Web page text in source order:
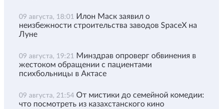
09 августа, 18:01 Илон Маск заявил о
неизбежности строительства заводов SpaceX на
Луне
09 августа, 19:21 Минздрав опроверг обвинения в
жестоком обращении с пациентами
психбольницы в Актасе
09 августа, 21:54 От мистики до семейной комедии:
что посмотреть из казахстанского кино